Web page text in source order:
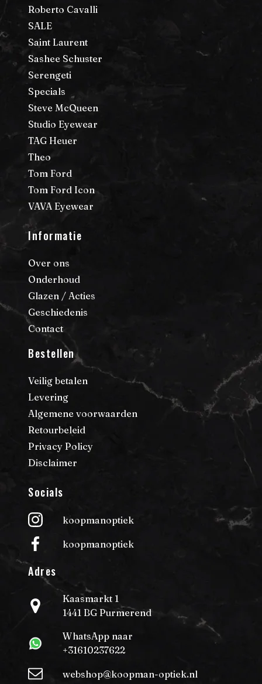
Adres
Kaasmarkt 1
1441 BG Purmerend
WhatsApp naar
+31610237622
webshop@koopman-optiek.nl
Socials
koopmanoptiek
koopmanoptiek
Roberto Cavalli
SALE
Saint Laurent
Sashee Schuster
Serengeti
Specials
Steve McQueen
Studio Eyewear
TAG Heuer
Theo
Tom Ford
Tom Ford Icon
VAVA Eyewear
Informatie
Over ons
Onderhoud
Glazen / Acties
Geschiedenis
Contact
Bestellen
Veilig betalen
Levering
Algemene voorwaarden
Retourbeleid
Privacy Policy
Disclaimer